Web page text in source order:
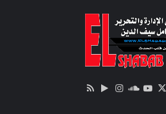
فيسبوك
‫X
‫YouTube
ساوندانستقرام‏Google